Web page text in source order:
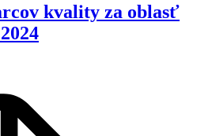
kvality za oblasť